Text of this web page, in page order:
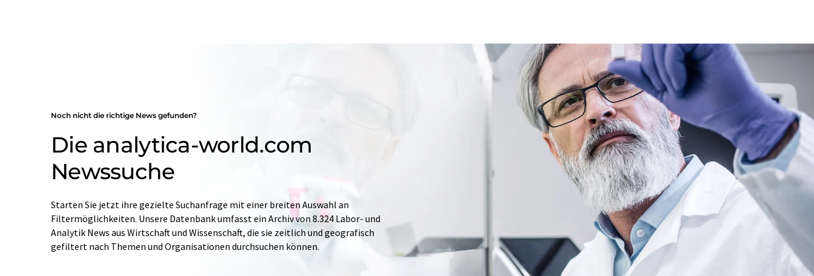
Noch nicht die richtige News gefunden?
Die analytica-world.com
Newssuche
Starten Sie jetzt ihre gezielte Suchanfrage mit einer breiten Auswahl an
Filtermöglichkeiten. Unsere Datenbank umfasst ein Archiv von 8.324 Labor- und
Analytik News aus Wirtschaft und Wissenschaft, die sie zeitlich und geografisch
gefiltert nach Themen und Organisationen durchsuchen können.